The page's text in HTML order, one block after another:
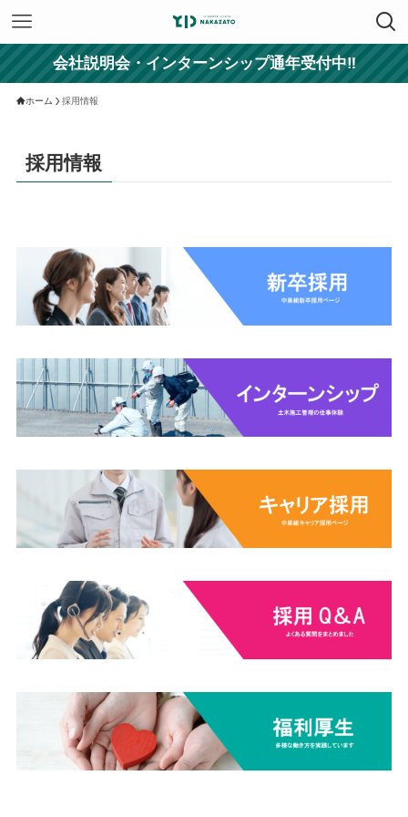
会社説明会・インターンシップ通年受付中‼
ホーム 採用情報
採用情報